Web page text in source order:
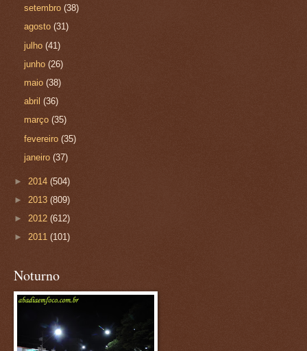
setembro(38)
agosto(31)
julho(41)
junho(26)
maio(38)
abril(36)
março(35)
fevereiro(35)
janeiro(37)
► 2014 (504)
► 2013 (809)
► 2012 (612)
► 2011 (101)
Noturno